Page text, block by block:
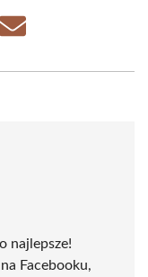
Share
najlepsze!
Facebooku,